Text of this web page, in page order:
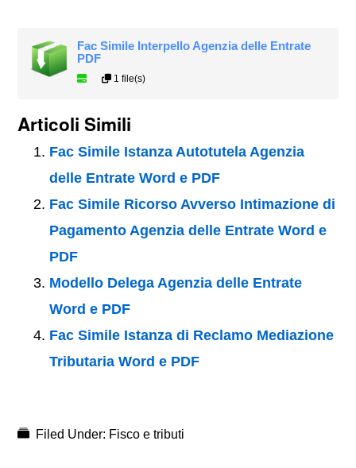
Fac Simile Interpello Agenzia delle Entrate
PDF
1 file(s)
Articoli Simili
Fac Simile Istanza Autotutela Agenzia
delle Entrate Word e PDF
Fac Simile Ricorso Avverso Intimazione di
Pagamento Agenzia delle Entrate Word e
PDF
Modello Delega Agenzia delle Entrate
Word e PDF
Fac Simile Istanza di Reclamo Mediazione
Tributaria Word e PDF
Filed Under: Fisco e tributi